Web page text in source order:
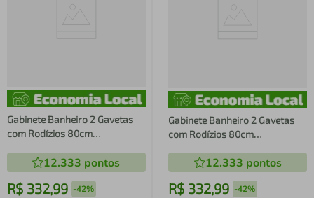
Gabinete Banheiro 2 Gavetas
com Rodízios 80cm
12.333 pontos
R$ 332,99 -42%
Gabinete Banheiro 2 Gavetas
com Rodízios 80cm
12.333 pontos
R$ 332,99 -42%